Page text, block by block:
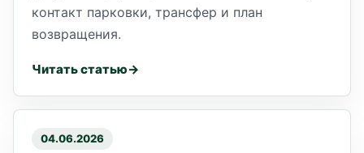
контакт парковки, трансфер и план
возвращения.
Читать статью
04.06.2026